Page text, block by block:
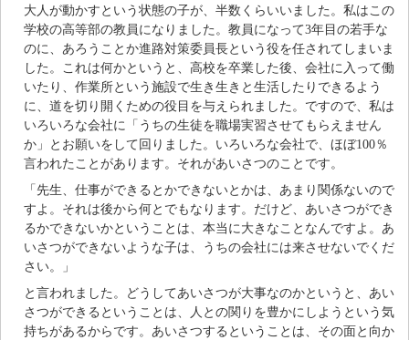
大人が動かすという状態の子が、半数くらいいました。私はこの
学校の高等部の教員になりました。教員になって3年目の若手な
のに、あろうことか進路対策委員長という役を任されてしまいま
した。これは何かというと、高校を卒業した後、会社に入って働
いたり、作業所という施設で生き生きと生活したりできるよう
に、道を切り開くための役目を与えられました。ですので、私は
いろいろな会社に「うちの生徒を職場実習させてもらえません
か」とお願いをして回りました。いろいろな会社で、ほぼ100％
言われたことがあります。それがあいさつのことです。
「先生、仕事ができるとかできないとかは、あまり関係ないので
すよ。それは後から何とでもなります。だけど、あいさつができ
るかできないかということは、本当に大きなことなんですよ。あ
いさつができないような子は、うちの会社には来させないでくだ
さい。」
と言われました。どうしてあいさつが大事なのかというと、あい
さつができるということは、人との関りを豊かにしようという気
持ちがあるからです。あいさつするということは、その面と向か